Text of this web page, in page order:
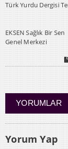
Türk Yurdu Dergisi
EKSEN Sağlık Bir Sen
Genel Merkezi
YORUMLAR
Yorum Yap